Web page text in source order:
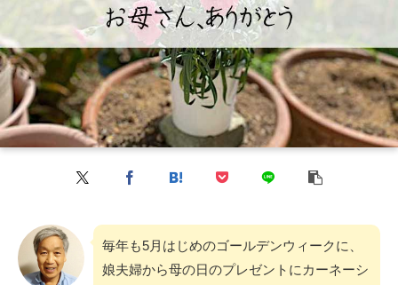
毎年も5月はじめのゴールデンウィークに、
娘夫婦から母の日のプレゼントにカーネーシ